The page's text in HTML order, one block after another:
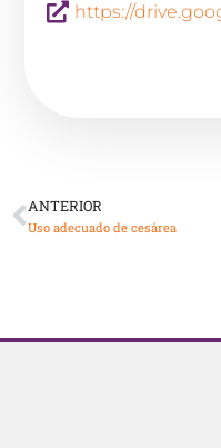
https://
ANTERIOR
Uso adecuado de cesárea